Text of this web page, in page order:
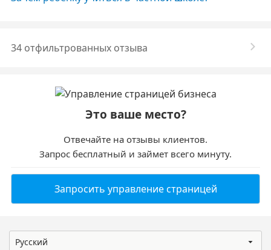
34 отфильтрованных отзыва
Это ваше место?
Отвечайте на отзывы клиентов.
Запрос бесплатный и займет всего минуту.
Запросить управление страницей
Русский